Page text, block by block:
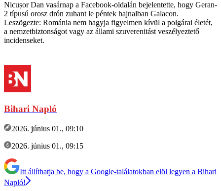
Nicușor Dan vasárnap a Facebook-oldalán bejelentette, hogy Geran-
2 típusú orosz drón zuhant le péntek hajnalban Galacon.
Leszögezte: Románia nem hagyja figyelmen kívül a polgárai életét,
a nemzetbiztonságot vagy az állami szuverenitást veszélyeztető
incidenseket.
Bihari Napló
2026. június 01., 09:10
2026. június 01., 09:15
Itt állíthatja be, hogy a Google-találatokban elöl legyen a Bihari
Napló!